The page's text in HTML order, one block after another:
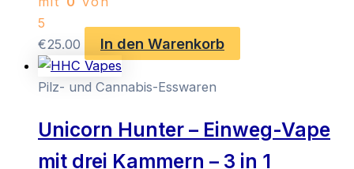
5
€25.00 In den Warenkorb
Pilz- und Cannabis-Esswaren
Unicorn Hunter – Einweg-Vape
mit drei Kammern – 3 in 1